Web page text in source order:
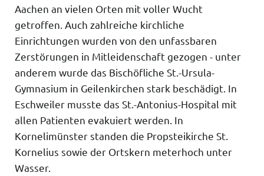
Aachen an vielen Orten mit voller Wucht
getroffen. Auch zahlreiche kirchliche
Einrichtungen wurden von den unfassbaren
Zerstörungen in Mitleidenschaft gezogen - unter
anderem wurde das Bischöfliche St.-Ursula-
Gymnasium in Geilenkirchen stark beschädigt. In
Eschweiler musste das St.-Antonius-Hospital mit
allen Patienten evakuiert werden. In
Kornelimünster standen die Propsteikirche St.
Kornelius sowie der Ortskern meterhoch unter
Wasser.